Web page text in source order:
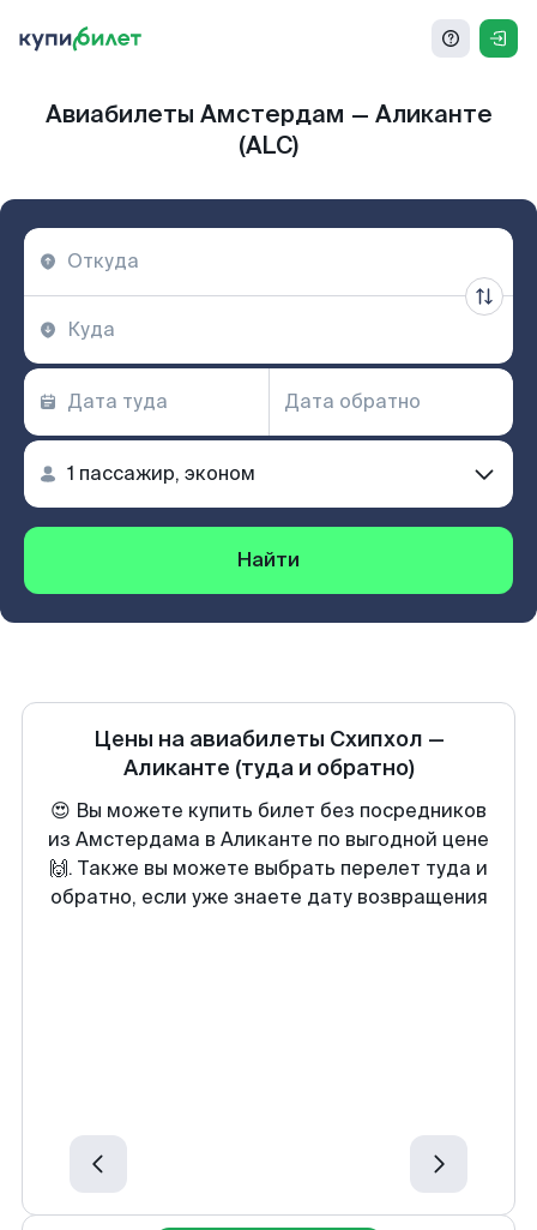
Авиабилеты Амстердам — Аликанте
(ALC)
Найти
Цены на авиабилеты Схипхол —
Аликанте (туда и обратно)
😍 Вы можете купить билет без посредников
из Амстердама в Аликанте по выгодной цене
🙌. Также вы можете выбрать перелет туда и
обратно, если уже знаете дату возвращения